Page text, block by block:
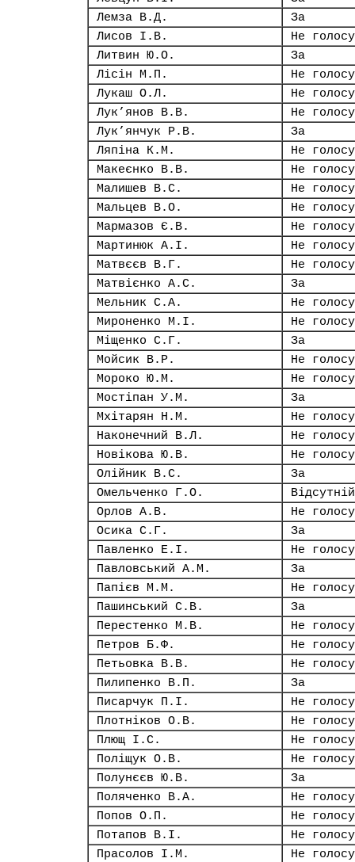
Лемза В.Д.
За
Лисов І.В.
Не
Литвин Ю.О.
За
Лісін М.П.
Не
Лукаш О.Л.
Не
Лук’янов В.В.
Не
Лук’янчук Р.В.
За
Ляпіна К.М.
Не
Макеєнко В.В.
Не
Малишев В.С.
Не
Мальцев В.О.
Не
Мармазов Є.В.
Не
Мартинюк А.І.
Не
Матвєєв В.Г.
Не
Матвієнко А.С.
За
Мельник С.А.
Не
Мироненко М.І.
Не
Міщенко С.Г.
За
Мойсик В.Р.
Не
Мороко Ю.М.
Не
Мостіпан У.М.
За
Мхітарян Н.М.
Не
Наконечний В.Л.
Не
Новікова Ю.В.
Не
Олійник В.С.
За
Омельченко Г.О.
Відсутній
Орлов А.В.
Не
Осика С.Г.
За
Павленко Е.І.
Не
Павловський А.М.
За
Папієв М.М.
Не
Пашинський С.В.
За
Перестенко М.В.
Не
Петров Б.Ф.
Не
Петьовка В.В.
Не
Пилипенко В.П.
За
Писарчук П.І.
Не
Плотніков О.В.
Не
Плющ І.С.
Не
Поліщук О.В.
Не
Полунєєв Ю.В.
За
Поляченко В.А.
Не
Попов О.П.
Не
Потапов В.І.
Не
Прасолов І.М.
Не